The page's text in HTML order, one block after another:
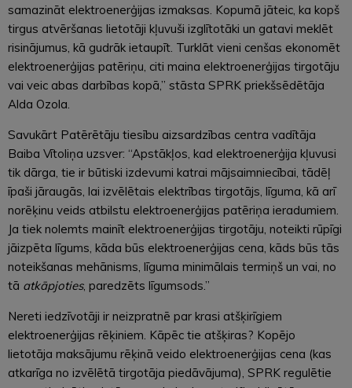
samazināt elektroenerģijas izmaksas. Kopumā jāteic, ka kopš
tirgus atvēršanas lietotāji kļuvuši izglītotāki un gatavi meklēt
risinājumus, kā gudrāk ietaupīt. Turklāt vieni cenšas ekonomēt
elektroenerģijas patēriņu, citi maina elektroenerģijas tirgotāju
vai veic abas darbības kopā,” stāsta SPRK priekšsēdētāja
Alda Ozola.
Savukārt Patērētāju tiesību aizsardzības centra vadītāja
Baiba Vītoliņa uzsver: “Apstākļos, kad elektroenerģija kļuvusi
tik dārga, tie ir būtiski izdevumi katrai mājsaimniecībai, tādēļ
īpaši jāraugās, lai izvēlētais elektrības tirgotājs, līguma, kā arī
norēķinu veids atbilstu elektroenerģijas patēriņa ieradumiem.
Ja tiek nolemts mainīt elektroenerģijas tirgotāju, noteikti rūpīgi
jāizpēta līgums, kāda būs elektroenerģijas cena, kāds būs tās
noteikšanas mehānisms, līguma minimālais termiņš un vai, no
tā atkāpjoties, paredzēts līgumsods.”
Nereti iedzīvotāji ir neizpratnē par krasi atšķirīgiem
elektroenerģijas rēķiniem. Kāpēc tie atšķiras? Kopējo
lietotāja maksājumu rēķinā veido elektroenerģijas cena (kas
atkarīga no izvēlētā tirgotāja piedāvājuma), SPRK regulētie